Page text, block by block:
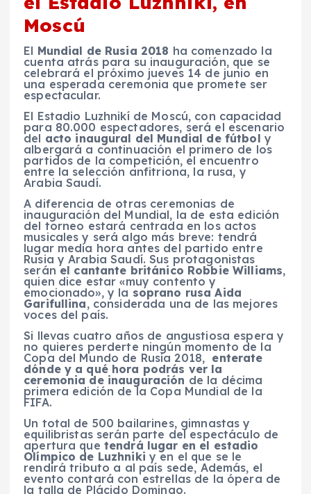
Moscú
El Mundial de Rusia 2018 ha comenzado la
cuenta atrás para su inauguración, que se
celebrará el próximo jueves 14 de junio en
una esperada ceremonia que promete ser
espectacular.
El Estadio Luzhnikí de Moscú, con capacidad
para 80.000 espectadores, será el escenario
del acto inaugural del Mundial de fútbol y
albergará a continuación el primero de los
partidos de la competición, el encuentro
entre la selección anfitriona, la rusa, y
Arabia Saudí.
A diferencia de otras ceremonias de
inauguración del Mundial, la de esta edición
del torneo estará centrada en los actos
musicales y será algo más breve: tendrá
lugar media hora antes del partido entre
Rusia y Arabia Saudí. Sus protagonistas
seránel cantante británico Robbie Williams,
quien dice estar «muy contento y
emocionado», y la soprano rusaAida
Garifullina, considerada una de las mejores
voces del país.
Si llevas cuatro años de angustiosa espera y
no quieres perderte ningún momento de la
Copa del Mundo de Rusia 2018, enterate
dónde y a qué hora podrás ver la
ceremonia de inauguración de la décima
primera edición de la Copa Mundial de la
FIFA.
Un total de 500 bailarines, gimnastas y
equilibristas serán parte del espectáculo de
apertura que tendrá lugar en el estadio
Olímpico de Luzhniki y en el que se le
rendirá tributo a al país sede, Además, el
evento contará con estrellas de la ópera de
la talla de Plácido Domingo.